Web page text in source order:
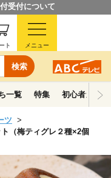
受付について
検索
ト メニュー
一覧 特集 初心者ガイド
ツ
（梅ティグレ２種×2個